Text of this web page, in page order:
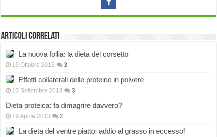
Articoli correlati
La nuova follia: la dieta del corsetto
15 Ottobre 2013 3
Effetti collaterali delle proteine in polvere
10 Settembre 2013 3
Dieta proteica: fa dimagrire davvero?
19 Aprile 2013 2
La dieta del ventre piatto: addio al grasso in eccesso!